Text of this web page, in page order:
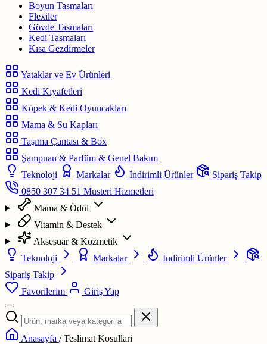
Boyun Tasmaları
Flexiler
Gövde Tasmaları
Kedi Tasmaları
Kısa Gezdirmeler
Yataklar ve Ev Ürünleri
Kedi Kıyafetleri
Köpek & Kedi Oyuncakları
Mama & Su Kapları
Taşıma Çantası & Box
Şampuan & Parfüm & Genel Bakım
Teknoloji
Markalar İndirimli Ürünler
Sipariş Takip
0850 307 34 51 Musteri Hizmetleri
Mama & Ödül
Vitamin & Destek
Aksesuar & Kozmetik
Teknoloji
Markalar
İndirimli Ürünler
Sipariş Takip
Favorilerim
Giriş Yap
Anasayfa / Teslimat Kosullari